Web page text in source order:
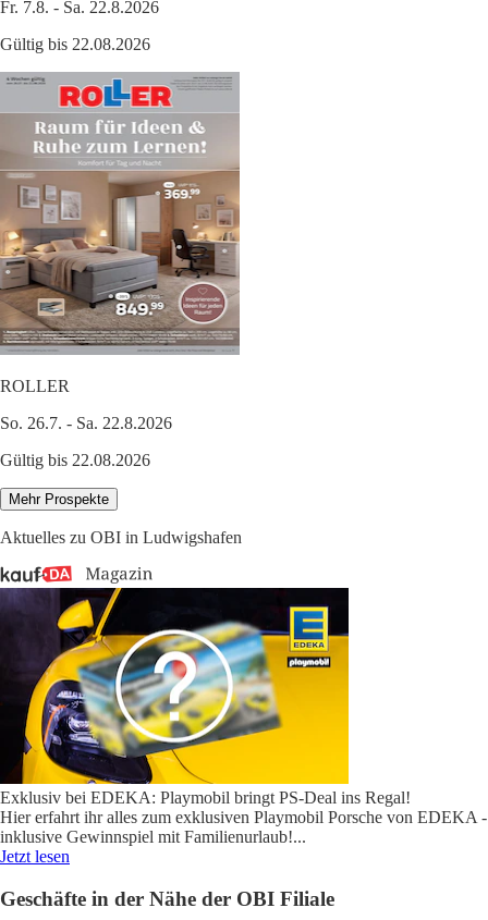
Fr. 7.8. - Sa. 22.8.2026
Gültig bis 22.08.2026
ROLLER
So. 26.7. - Sa. 22.8.2026
Gültig bis 22.08.2026
Mehr Prospekte
Aktuelles zu OBI in Ludwigshafen
Exklusiv bei EDEKA: Playmobil bringt PS-Deal ins Regal!
Hier erfahrt ihr alles zum exklusiven Playmobil Porsche von EDEKA -
inklusive Gewinnspiel mit Familienurlaub!...
Jetzt lesen
Geschäfte in der Nähe der OBI Filiale